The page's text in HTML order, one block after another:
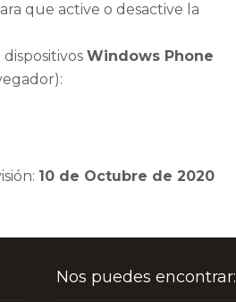
que active o desactive la
Windows Phone
10 de Octubre de 2020
Nos puedes encontrar: